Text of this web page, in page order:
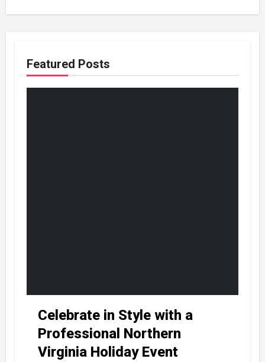
Featured Posts
Celebrate in Style with a
Professional Northern
Virginia Holiday Event